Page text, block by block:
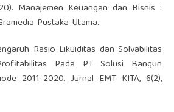
Manajemen Keuangan dan Bisnis :
Pustaka Utama.
Rasio Likuiditas dan Solvabilitas
Pada PT Solusi Bangun
2011-2020. Jurnal EMT KITA, 6(2),